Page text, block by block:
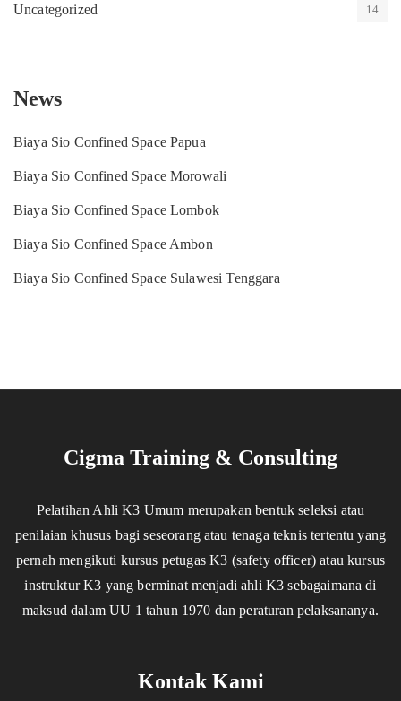
Uncategorized 14
News
Biaya Sio Confined Space Papua
Biaya Sio Confined Space Morowali
Biaya Sio Confined Space Lombok
Biaya Sio Confined Space Ambon
Biaya Sio Confined Space Sulawesi Tenggara
Cigma Training & Consulting
Pelatihan Ahli K3 Umum merupakan bentuk seleksi atau
penilaian khusus bagi seseorang atau tenaga teknis tertentu yang
pernah mengikuti kursus petugas K3 (safety officer) atau kursus
instruktur K3 yang berminat menjadi ahli K3 sebagaimana di
maksud dalam UU 1 tahun 1970 dan peraturan pelaksananya.
Kontak Kami